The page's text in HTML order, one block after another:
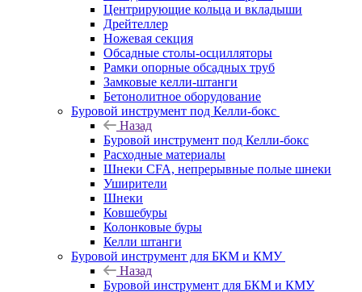
Центрирующие кольца и вкладыши
Дрейтеллер
Ножевая секция
Обсадные столы-осцилляторы
Рамки опорные обсадных труб
Замковые келли-штанги
Бетонолитное оборудование
Буровой инструмент под Келли-бокс
Назад
Буровой инструмент под Келли-бокс
Расходные материалы
Шнеки CFA, непрерывные полые шнеки
Уширители
Шнеки
Ковшебуры
Колонковые буры
Келли штанги
Буровой инструмент для БКМ и КМУ
Назад
Буровой инструмент для БКМ и КМУ